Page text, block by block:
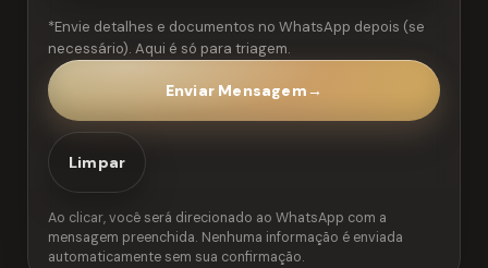
*Envie detalhes e documentos no WhatsApp depois (se
necessário). Aqui é só para triagem.
Enviar Mensagem →
Limpar
Ao clicar, você será direcionado ao WhatsApp com a
mensagem preenchida. Nenhuma informação é enviada
automaticamente sem sua confirmação.